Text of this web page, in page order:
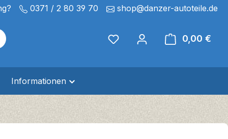
0371 / 2 80 39 70 shop@danzer-autoteile.de
0,00 €
Informationen